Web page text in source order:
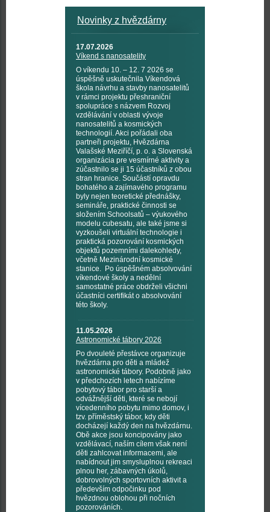
Novinky z hvězdárny
17.07.2026
Víkend s nanosatelity
O víkendu 10. – 12. 7 2026 se
úspěšně uskutečnila Víkendová
škola návrhu a stavby nanosatelitů
v rámci projektu přeshraniční
spolupráce s názvem Rozvoj
vzdělávání v oblasti vývoje
nanosatelitů a kosmických
technologií. Akci pořádali oba
partneři projektu, Hvězdárna
Valašské Meziříčí, p. o. a Slovenská
organizácia pre vesmírné aktivity a
zúčastnilo se ji 15 účastníků z obou
stran hranice. Součástí opravdu
bohatého a zajímavého programu
byly nejen teoretické přednášky,
semináře, praktické činnosti se
složením Schoolsatů – výukového
modelu cubesatu, ale také jsme si
vyzkoušeli virtuální technologie i
praktická pozorování kosmických
objektů pozemními dalekohledy,
včetně Mezinárodní kosmické
stanice. Po úspěšném absolvování
víkendové školy a nedělní
samostatné práce obdrželi všichni
účastníci certifikát o absolvování
této školy.
11.05.2026
Astronomické tábory 2026
Po dvouleté přestávce organizuje
hvězdárna pro děti a mládež
astronomické tábory. Podobně jako
v předchozích letech nabízíme
pobytový tábor pro starší a
odvážnější děti, které se nebojí
vícedenního pobytu mimo domov, i
tzv. příměstský tábor, kdy děti
docházejí každý den na hvězdárnu.
Obě akce jsou koncipovány jako
vzdělávací, naším cílem však není
děti zahlcovat informacemi, ale
nabídnout jim smysluplnou rekreaci
plnou her, zábavných úkolů,
dobrovolných sportovních aktivit a
především odpočinku pod
hvězdnou oblohou při nočních
pozorováních.